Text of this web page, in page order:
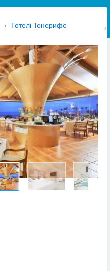
› Готелі Тенерифе